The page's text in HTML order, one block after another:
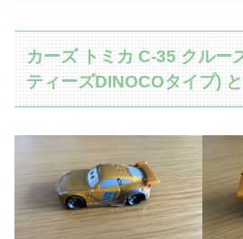
カーズ トミカ C-35 クルー
ティーズDINOCOタイプ)